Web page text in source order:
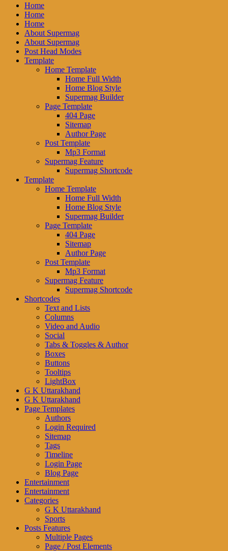
Home
Home
Home
About Supermag
About Supermag
Post Head Modes
Template
Home Template
Home Full Width
Home Blog Style
Supermag Builder
Page Template
404 Page
Sitemap
Author Page
Post Template
Mp3 Format
Supermag Feature
Supermag Shortcode
Template
Home Template
Home Full Width
Home Blog Style
Supermag Builder
Page Template
404 Page
Sitemap
Author Page
Post Template
Mp3 Format
Supermag Feature
Supermag Shortcode
Shortcodes
Text and Lists
Columns
Video and Audio
Social
Tabs & Toggles & Author
Boxes
Buttons
Tooltips
LightBox
G K Uttarakhand
G K Uttarakhand
Page Templates
Authors
Login Required
Sitemap
Tags
Timeline
Login Page
Blog Page
Entertainment
Entertainment
Categories
G K Uttarakhand
Sports
Posts Features
Multiple Pages
Page / Post Elements